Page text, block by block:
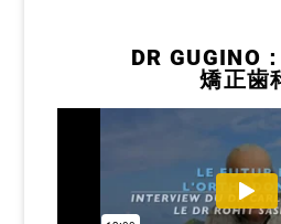
DR GUGINO
矯正歯